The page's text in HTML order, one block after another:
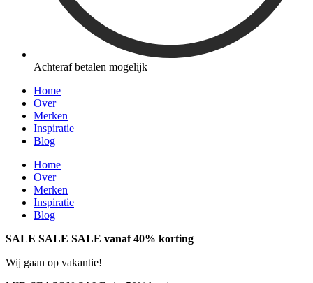
Achteraf betalen mogelijk
Home
Over
Merken
Inspiratie
Blog
Home
Over
Merken
Inspiratie
Blog
SALE SALE SALE vanaf 40% korting
Wij gaan op vakantie!